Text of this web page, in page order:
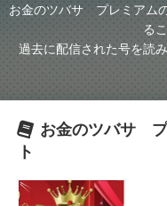
お金のツバサ プレミアム
る
過去に配信された号を読
お金のツバサ
ト